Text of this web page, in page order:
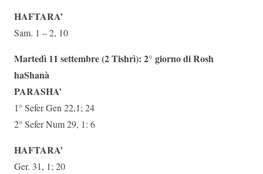
HAFTARA’
Sam. 1 – 2, 10
Martedì 11 settembre (2 Tishrì): 2° giorno di Rosh
haShanà
PARASHA’
1° Sefer Gen 22,1; 24
2° Sefer Num 29, 1: 6
HAFTARA’
Ger. 31, 1; 20